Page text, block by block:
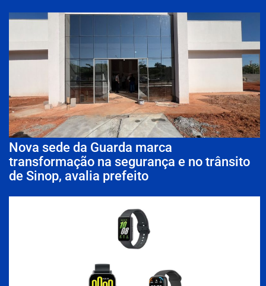
Nova sede da Guarda marca
transformação na segurança e no trânsito
de Sinop, avalia prefeito